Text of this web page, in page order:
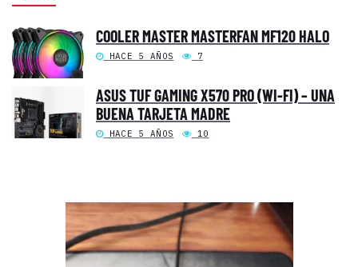
COOLER MASTER MASTERFAN MF120 HALO
HACE 5 AÑOS 7
ASUS TUF GAMING X570 PRO (WI-FI) – UNA
BUENA TARJETA MADRE
HACE 5 AÑOS 10